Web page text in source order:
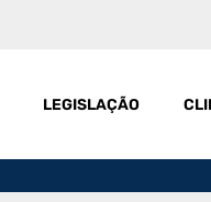
LEGISLAÇÃO